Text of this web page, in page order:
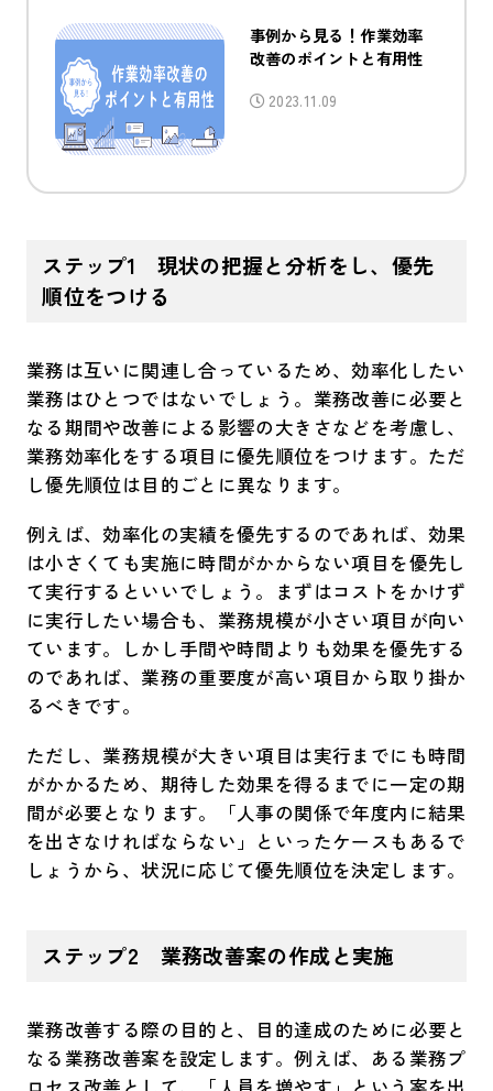
事例から見る！作業効率
改善のポイントと有用性
2023.11.09
ステップ1 現状の把握と分析をし、優先
順位をつける
業務は互いに関連し合っているため、効率化したい
業務はひとつではないでしょう。業務改善に必要と
なる期間や改善による影響の大きさなどを考慮し、
業務効率化をする項目に優先順位をつけます。ただ
し優先順位は目的ごとに異なります。
例えば、効率化の実績を優先するのであれば、効果
は小さくても実施に時間がかからない項目を優先し
て実行するといいでしょう。まずはコストをかけず
に実行したい場合も、業務規模が小さい項目が向い
ています。しかし手間や時間よりも効果を優先する
のであれば、業務の重要度が高い項目から取り掛か
るべきです。
ただし、業務規模が大きい項目は実行までにも時間
がかかるため、期待した効果を得るまでに一定の期
間が必要となります。「人事の関係で年度内に結果
を出さなければならない」といったケースもあるで
しょうから、状況に応じて優先順位を決定します。
ステップ2 業務改善案の作成と実施
業務改善する際の目的と、目的達成のために必要と
なる業務改善案を設定します。例えば、ある業務プ